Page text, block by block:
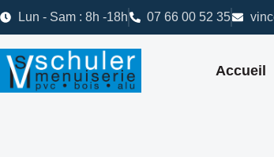
Lun - Sam : 8h -18h 07 66 00 52 35
Accueil